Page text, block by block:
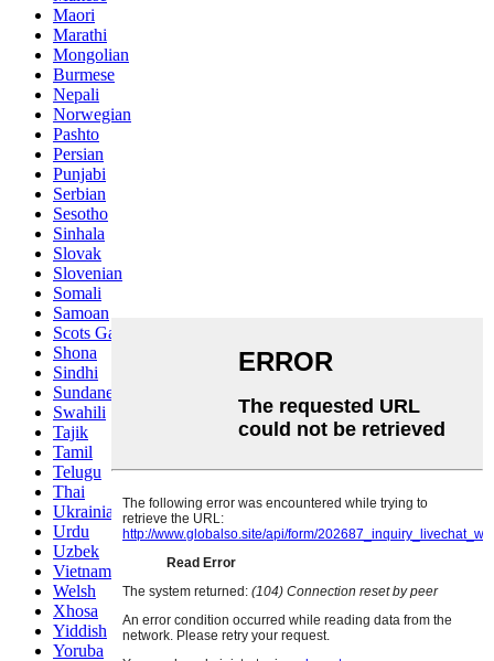
Maori
Marathi
Mongolian
Burmese
Nepali
Norwegian
Pashto
Persian
Punjabi
Serbian
Sesotho
Sinhala
Slovak
Slovenian
Somali
Samoan
Scots Gaelic
Shona
Sindhi
Sundanese
Swahili
Tajik
Tamil
Telugu
Thai
Ukrainian
Urdu
Uzbek
Vietnamese
Welsh
Xhosa
Yiddish
Yoruba